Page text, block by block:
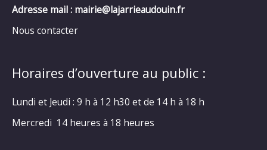
Adresse mail : mairie@lajarrieaudouin.fr
Nous contacter
Horaires d’ouverture au public :
Lundi et Jeudi : 9 h à 12 h30 et de 14 h à 18 h
Mercredi 14 heures à 18 heures